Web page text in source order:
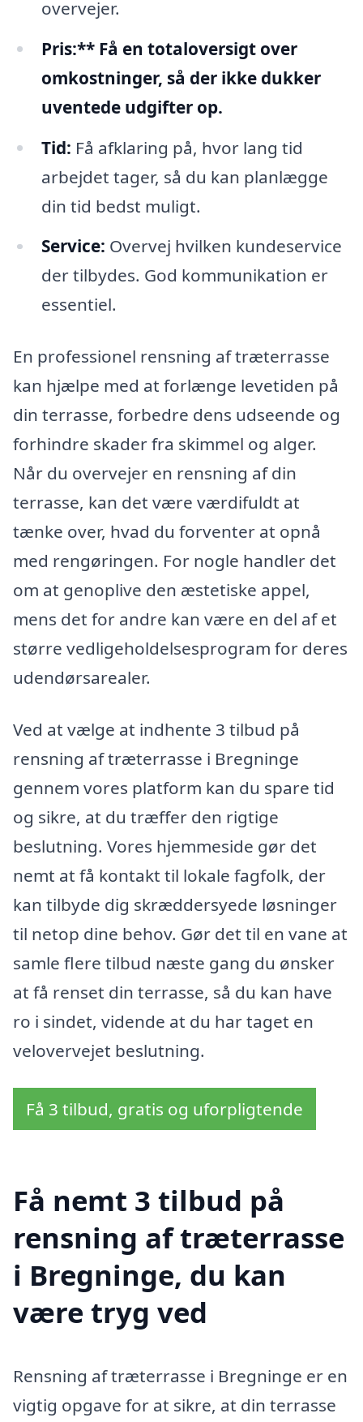
overvejer.
Pris:** Få en totaloversigt over
omkostninger, så der ikke dukker
uventede udgifter op.
Tid: Få afklaring på, hvor lang tid
arbejdet tager, så du kan planlægge
din tid bedst muligt.
Service: Overvej hvilken kundeservice
der tilbydes. God kommunikation er
essentiel.
En professionel rensning af træterrasse
kan hjælpe med at forlænge levetiden på
din terrasse, forbedre dens udseende og
forhindre skader fra skimmel og alger.
Når du overvejer en rensning af din
terrasse, kan det være værdifuldt at
tænke over, hvad du forventer at opnå
med rengøringen. For nogle handler det
om at genoplive den æstetiske appel,
mens det for andre kan være en del af et
større vedligeholdelsesprogram for deres
udendørsarealer.
Ved at vælge at indhente 3 tilbud på
rensning af træterrasse i Bregninge
gennem vores platform kan du spare tid
og sikre, at du træffer den rigtige
beslutning. Vores hjemmeside gør det
nemt at få kontakt til lokale fagfolk, der
kan tilbyde dig skræddersyede løsninger
til netop dine behov. Gør det til en vane at
samle flere tilbud næste gang du ønsker
at få renset din terrasse, så du kan have
ro i sindet, vidende at du har taget en
velovervejet beslutning.
Få 3 tilbud, gratis og uforpligtende
Få nemt 3 tilbud på
rensning af træterrasse
i Bregninge, du kan
være tryg ved
Rensning af træterrasse i Bregninge er en
vigtig opgave for at sikre, at din terrasse